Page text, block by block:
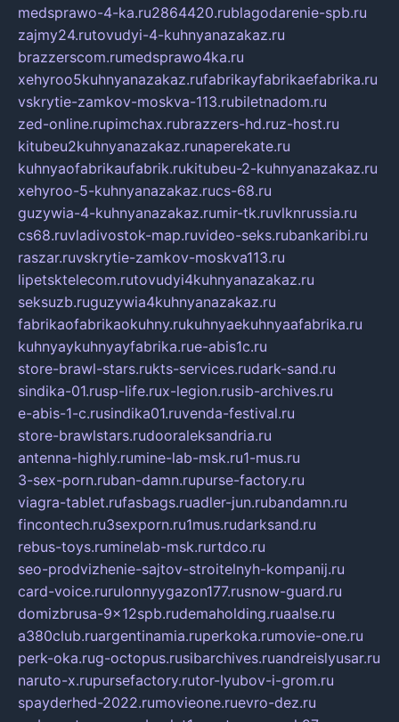
medsprawo-4-ka.ru2864420.rublagodarenie-spb.ru
zajmy24.rutovudyi-4-kuhnyanazakaz.ru
brazzerscom.rumedsprawo4ka.ru
xehyroo5kuhnyanazakaz.rufabrikayfabrikaefabrika.ru
vskrytie-zamkov-moskva-113.rubiletnadom.ru
zed-online.rupimchax.rubrazzers-hd.ruz-host.ru
kitubeu2kuhnyanazakaz.runaperekate.ru
kuhnyaofabrikaufabrik.rukitubeu-2-kuhnyanazakaz.ru
xehyroo-5-kuhnyanazakaz.rucs-68.ru
guzywia-4-kuhnyanazakaz.rumir-tk.ruvlknrussia.ru
cs68.ruvladivostok-map.ruvideo-seks.rubankaribi.ru
raszar.ruvskrytie-zamkov-moskva113.ru
lipetsktelecom.rutovudyi4kuhnyanazakaz.ru
seksuzb.ruguzywia4kuhnyanazakaz.ru
fabrikaofabrikaokuhny.rukuhnyaekuhnyaafabrika.ru
kuhnyaykuhnyayfabrika.rue-abis1c.ru
store-brawl-stars.rukts-services.rudark-sand.ru
sindika-01.rusp-life.rux-legion.rusib-archives.ru
e-abis-1-c.rusindika01.ruvenda-festival.ru
store-brawlstars.rudooraleksandria.ru
antenna-highly.rumine-lab-msk.ru1-mus.ru
3-sex-porn.ruban-damn.rupurse-factory.ru
viagra-tablet.rufasbags.ruadler-jun.rubandamn.ru
fincontech.ru3sexporn.ru1mus.rudarksand.ru
rebus-toys.ruminelab-msk.rurtdco.ru
seo-prodvizhenie-sajtov-stroitelnyh-kompanij.ru
card-voice.rurulonnyygazon177.rusnow-guard.ru
domizbrusa-9x12spb.rudemaholding.ruaalse.ru
a380club.ruargentinamia.ruperkoka.rumovie-one.ru
perk-oka.rug-octopus.rusibarchives.ruandreislyusar.ru
naruto-x.rupursefactory.rutor-lyubov-i-grom.ru
spayderhed-2022.rumovieone.ruevro-dez.ru